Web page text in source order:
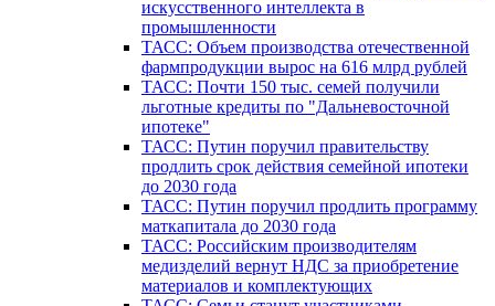
искусственного интеллекта в
промышленности
ТАСС: Объем производства отечественной
фармпродукции вырос на 616 млрд рублей
ТАСС: Почти 150 тыс. семей получили
льготные кредиты по "Дальневосточной
ипотеке"
ТАСС: Путин поручил правительству
продлить срок действия семейной ипотеки
до 2030 года
ТАСС: Путин поручил продлить программу
маткапитала до 2030 года
ТАСС: Российским производителям
медизделий вернут НДС за приобретение
материалов и комплектующих